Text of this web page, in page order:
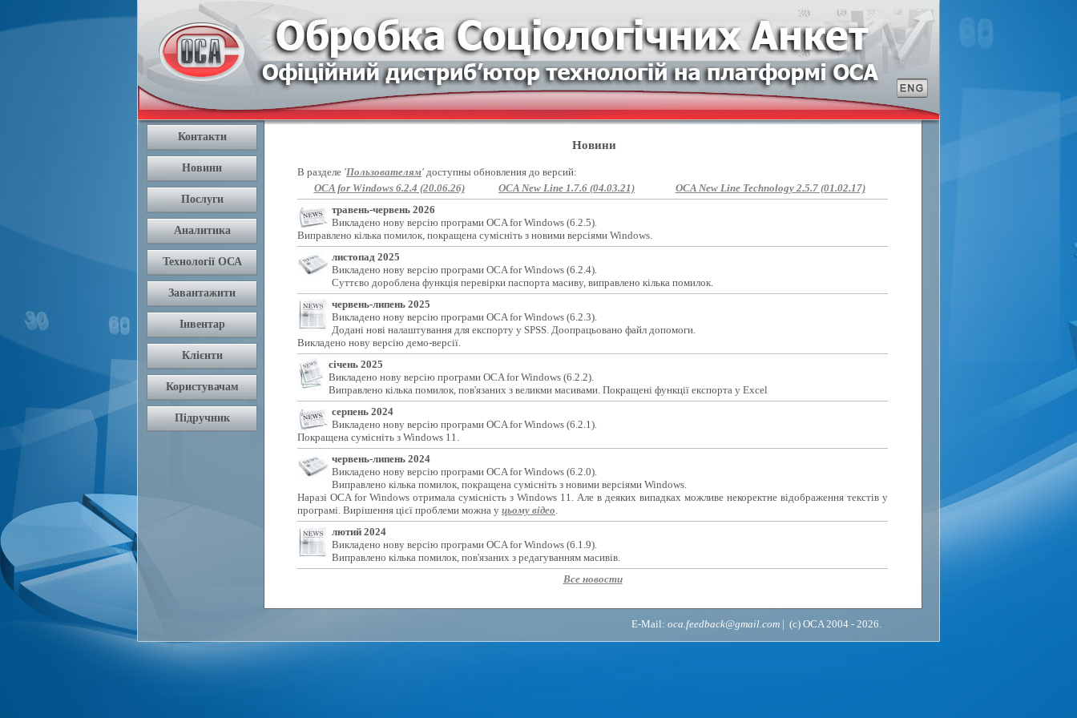
Новини
В разделе 'Пользователям' доступны обновления до версий:
OCA for Windows 6.2.4 (20.06.26)
OCA New Line 1.7.6 (04.03.21)
OCA New Line Technology 2.5.7 (01.02.17)
травень-червень 2026
Викладено нову версію програми OCA for Windows (6.2.5).
Виправлено кілька помилок, покращена сумісніть з новими версіями Windows.
листопад 2025
Викладено нову версію програми OCA for Windows (6.2.4).
Суттєво дороблена функція перевірки паспорта масиву, виправлено кілька помилок.
червень-липень 2025
Викладено нову версію програми OCA for Windows (6.2.3).
Додані нові налаштування для експорту у SPSS. Доопрацьовано файл допомоги.
Викладено нову версію демо-версії.
січень 2025
Викладено нову версію програми OCA for Windows (6.2.2).
Виправлено кілька помилок, пов'язаних з великми масивами. Покращені функції експорта у Excel
серпень 2024
Викладено нову версію програми OCA for Windows (6.2.1).
Покращена сумісніть з Windows 11.
червень-липень 2024
Викладено нову версію програми OCA for Windows (6.2.0).
Виправлено кілька помилок, покращена сумісніть з новими версіями Windows.
Наразі OCA for Windows отримала сумісність з Windows 11. Але в деяких випадках можливе некоректне відображення текстів у
програмі. Вирішення цієї проблеми можна у цьому відео.
лютий 2024
Викладено нову версію програми OCA for Windows (6.1.9).
Виправлено кілька помилок, пов'язаних з редагуванням масивів.
Все новости
E-Mail: oca.feedback@gmail.com | (c) OCA 2004 - 2026.